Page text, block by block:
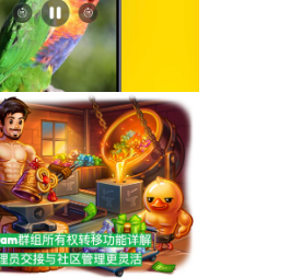
全面升级：安卓版全新设
Glass优化与操作体验提